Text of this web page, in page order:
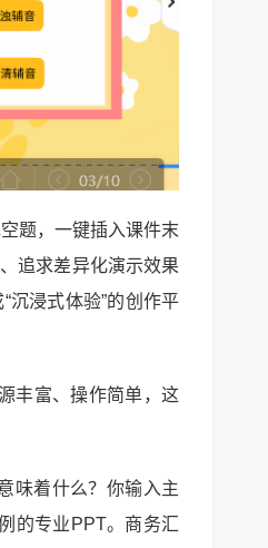
题，一键插入课件末
追求差异化演示效果
沉浸式体验”的创作平
丰富、操作简单，这
味着什么？你输入主
的专业PPT。商务汇